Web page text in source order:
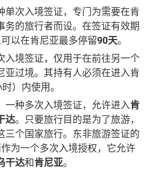
单次入境签证，专门为需要在肯
务的旅行者而设。在签证有效期
以在肯尼亚最多停留90天。
入境签证，仅用于在前往另一个
亚过境。其持有人必须在进入肯
时）内使用。
一种多次入境签证，允许进入肯
达。只要旅行目的是为了旅游，
三个国家旅行。东非旅游签证的
作为一个多次入境授权，它允许
干达和肯尼亚。